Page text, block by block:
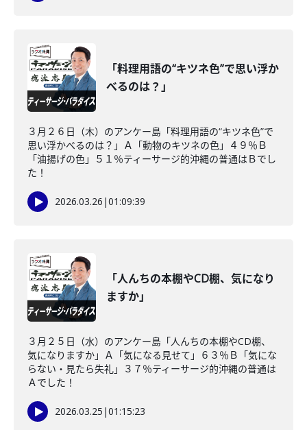
「料理用語の“キツネ色”で思い浮か
べるのは？」
３月２６日（木）のアンケー島「料理用語の“キツネ色”で
思い浮かべるのは？」Ａ「動物のキツネの色」４９％Ｂ
「油揚げの色」５１％ティーサージ的沖縄の普通はＢでし
た！
2026.03.26 |01:09:39
「人んちの本棚やCD棚、気になり
ますか」
３月２５日（水）のアンケー島「人んちの本棚やCD棚、
気になりますか」Ａ「気になる見せて」６３％Ｂ「気にな
らない・見たら失礼」３７％ティーサージ的沖縄の普通は
Ａでした！
2026.03.25 |01:15:23